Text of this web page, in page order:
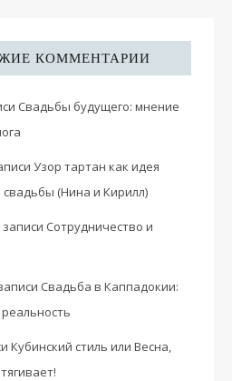
КОММЕНТАРИИ
Свадьбы будущего: мнение
Узор тартан как идея
(Нина и Кирилл)
записи Сотрудничество и
Свадьба в Каппадокии:
Кубинский стиль или Весна,